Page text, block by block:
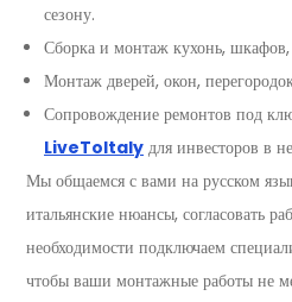
сезону.
Сборка и монтаж кухонь,
Монтаж дверей, окон,
Сопровождение ремонтов под
LiveToItaly для инвесторов в
Мы общаемся с вами на русском
итальянские нюансы, согласовать
необходимости подключаем
чтобы ваши монтажные работы не